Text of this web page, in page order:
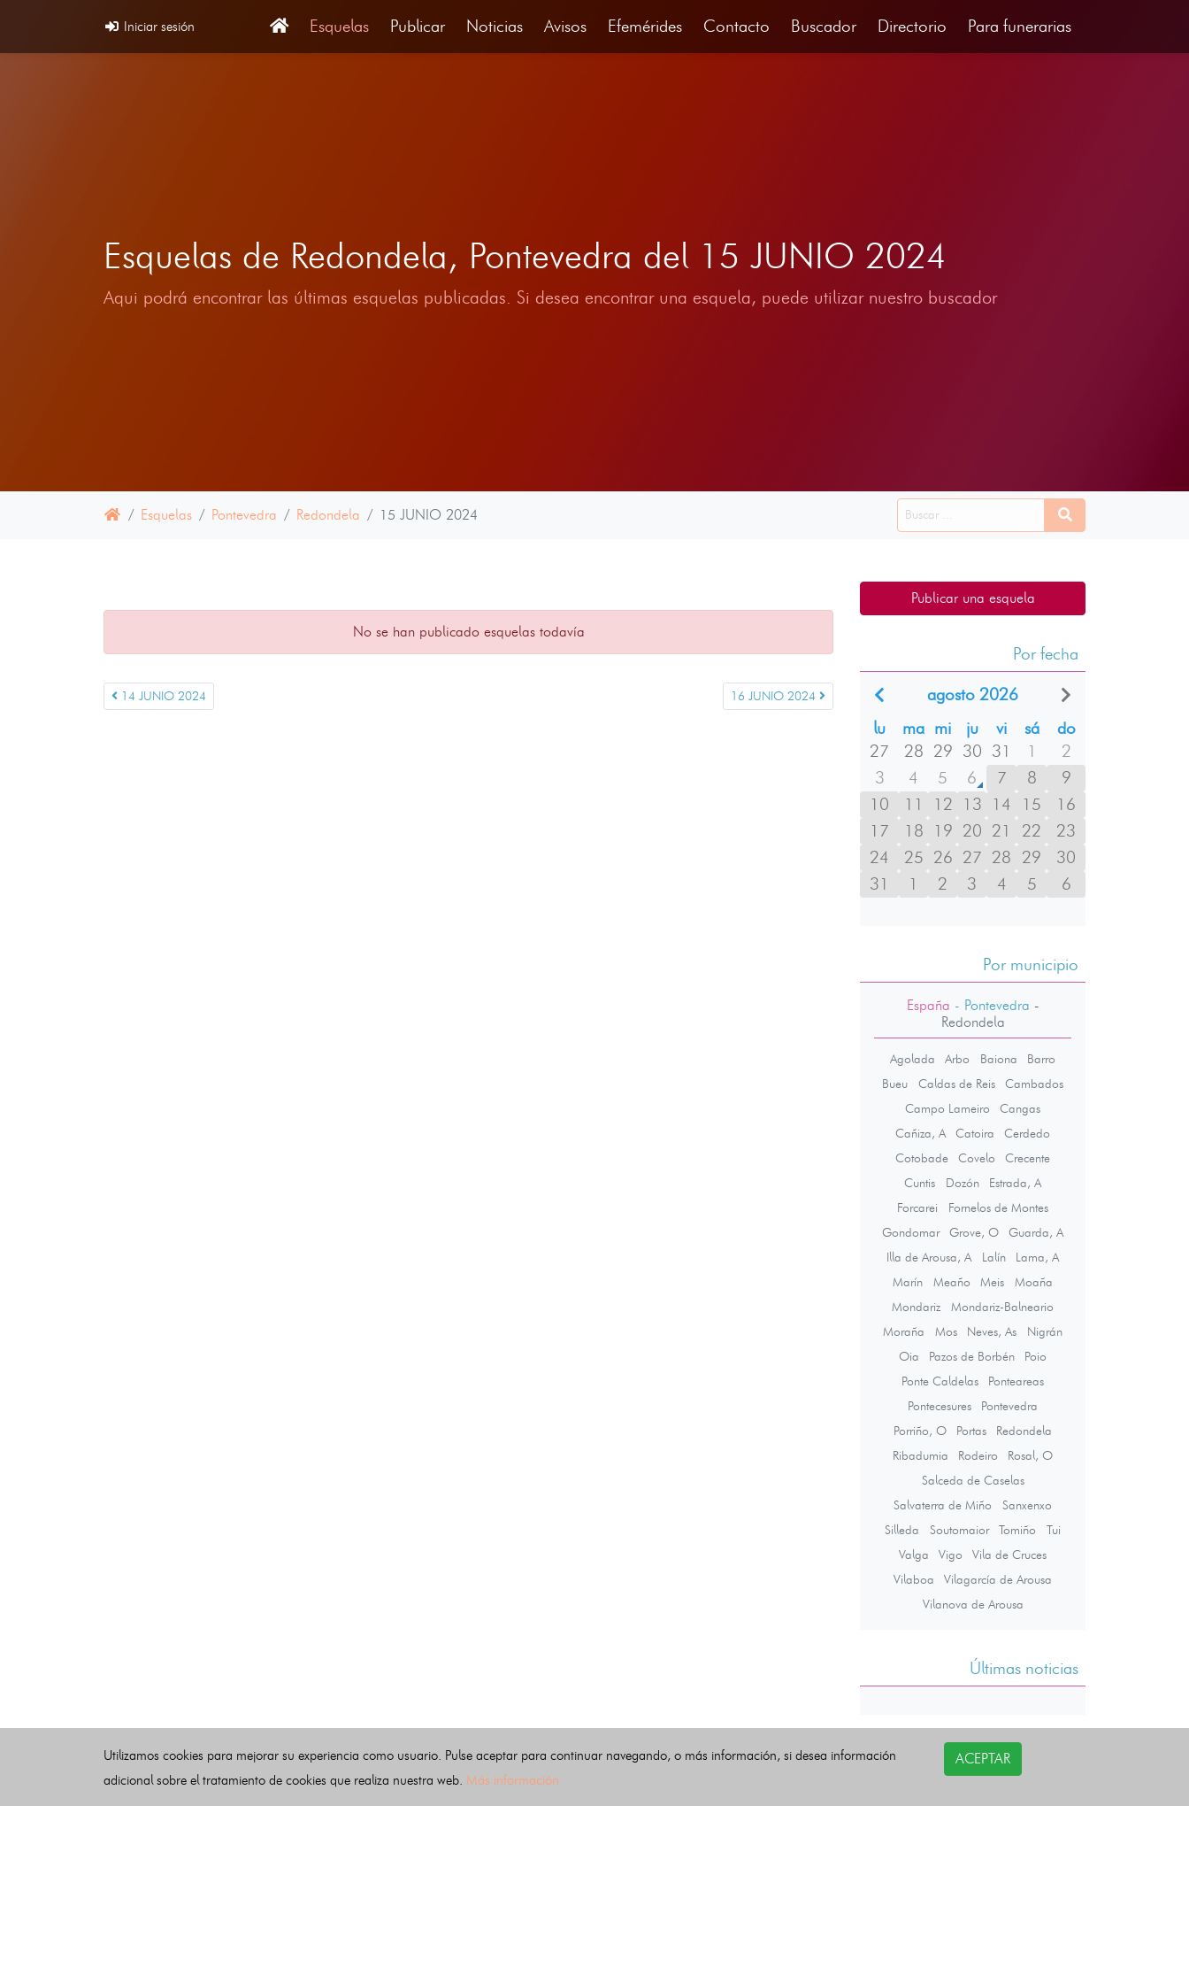
Iniciar sesión Esquelas Publicar Noticias Avisos Efemérides Contacto Buscador Directorio Para funerarias
Esquelas de Redondela, Pontevedra del 15 JUNIO 2024
Aqui podrá encontrar las últimas esquelas publicadas. Si desea encontrar una esquela, puede utilizar nuestro buscador
Esquelas Pontevedra Redondela 15 JUNIO 2024
No se han publicado esquelas todavía
14 JUNIO 2024 16 JUNIO 2024
Publicar una esquela
Por fecha
agosto 2026
lu
ma mi ju vi sá
do
27
28 29 30 31 1
2
3
4 5 6 7 8
9
10
11 12 13 14 15
16
17
18 19 20 21 22
23
24
25 26 27 28 29
30
31
1 2 3 4 5 6
Por municipio
España - Pontevedra -
Redondela
Agolada Arbo Baiona
Barro
Bueu
Caldas de Reis
Cambados
Campo Lameiro
Cangas
Cañiza, A
Catoira
Cerdedo
Cotobade
Covelo
Crecente
Cuntis
Dozón
Estrada, A
Forcarei
Fornelos de Montes
Gondomar
Grove, O
Guarda, A
Illa de Arousa, A
Lalín
Lama, A
Marín
Meaño Meis
Moaña
Mondariz
Mondariz-Balneario
Moraña
Mos Neves, As
Nigrán
Oia
Pazos de Borbén
Poio
Ponte Caldelas
Ponteareas
Pontecesures
Pontevedra
Porriño, O
Portas
Redondela
Ribadumia
Rodeiro
Rosal, O
Salceda de Caselas
Salvaterra de Miño
Sanxenxo
Silleda
Soutomaior Tomiño
Tui
Valga
Vigo
Vila de Cruces
Vilaboa
Vilagarcía de Arousa
Vilanova de Arousa
Últimas noticias
Utilizamos cookies para mejorar su experiencia como usuario. Pulse aceptar para continuar navegando, o más información, si desea información
adicional sobre el tratamiento de cookies que realiza nuestra web. Más información
ACEPTAR